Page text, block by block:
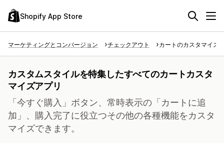
Shopify App Store
マーケティングとコンバージョン チェックアウト カートのカスタマイズ
カスタムスタイルを特集したすべてのカートカスタ
マイズアプリ
「今すぐ購入」ボタン、常時表示の「カートに追
加」、購入完了に役立つその他の各種機能をカスタ
マイズできます。